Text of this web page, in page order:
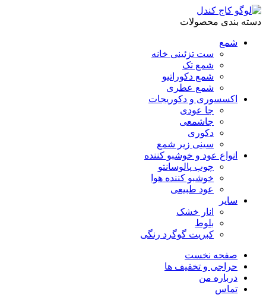
دسته بندی محصولات
شمع
ست تزئینی خانه
شمع تک
شمع دکوراتیو
شمع عطری
اکسسوری و دکوریجات
جا عودی
جاشمعی
دکوری
سینی زیر شمع
انواع عود و خوشبو کننده
چوب پالوسانتو
خوشبو کننده هوا
عود طبیعی
سایر
انار خشک
بلوط
کبریت گوگرد رنگی
صفحه نخست
حراجی و تخفیف ها
درباره من
تماس